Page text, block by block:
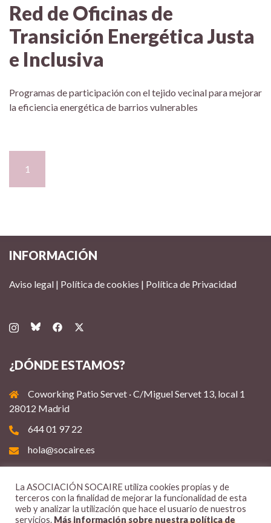
Red de Oficinas de
Transición Energética Justa
e Inclusiva
Programas de participación con el tejido vecinal para mejorar
la eficiencia energética de barrios vulnerables
1
INFORMACIÓN
Aviso legal | Política de cookies | Política de Privacidad
¿DÓNDE ESTAMOS?
Coworking Patio Servet · C/Miguel Servet 13, local 1
28012 Madrid
644 01 97 22
hola@socaire.es
La ASOCIACIÓN SOCAIRE utiliza cookies propias y de
terceros con la finalidad de mejorar la funcionalidad de esta
web y analizar la utilización que hace el usuario de nuestros
servicios.Más información sobre nuestra política de